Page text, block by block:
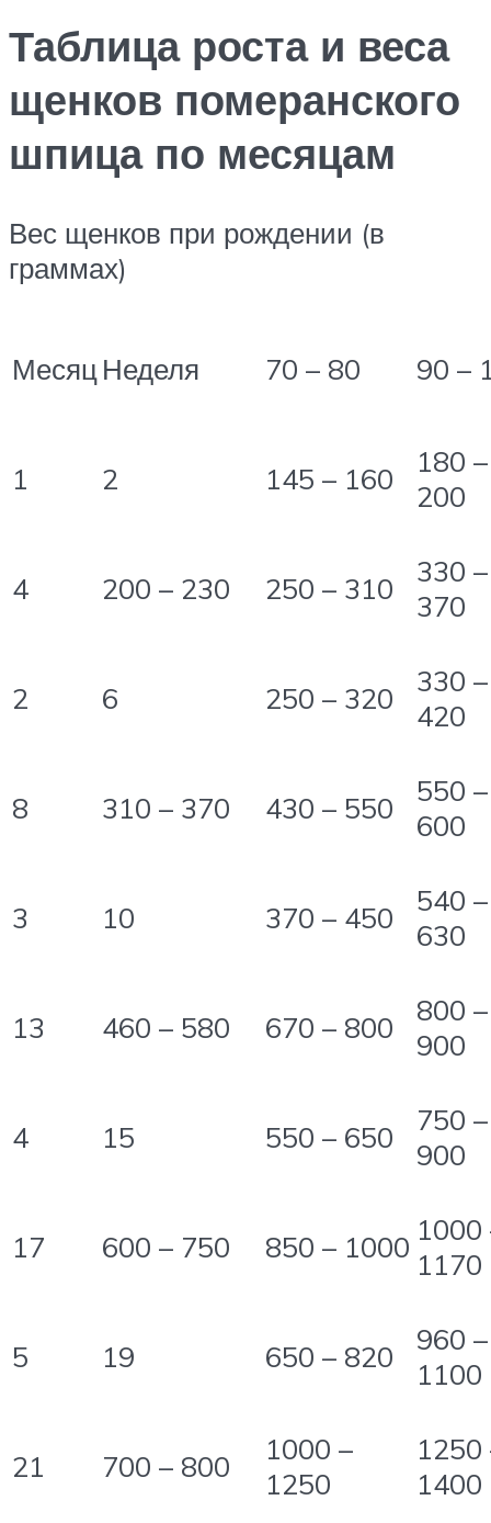
Таблица роста и веса
щенков померанского
шпица по месяцам
Вес щенков при рождении (в
граммах)
МесяцНеделя 70 – 80 90 –
1 2 145 – 160
180 –
200
4 200 – 230 250 – 310
330 –
370
2 6 250 – 320
330 –
420
8 310 – 370 430 – 550
550 –
600
3 10 370 – 450
540 –
630
13 460 – 580 670 – 800
800 –
900
4 15 550 – 650
750 –
900
17 600 – 750 850 – 1000 1000
1170
5 19 650 – 820
960 –
1100
21 700 – 800
1000 –
1250
1250
1400